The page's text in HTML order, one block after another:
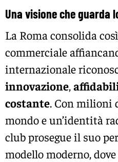
Una visione che guarda
La Roma consolida
commerciale
internazionale
innovazione,
costante. Con milioni
mondo e un’identità
club prosegue il suo
modello moderno,